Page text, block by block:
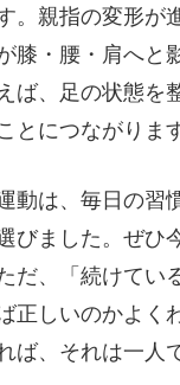
。親指の変形が
膝・腰・肩へと
ば、足の状態を
とにつながりま
動は、毎日の習
びました。ぜひ
だ、「続けてい
正しいのかよく
ば、それは一人